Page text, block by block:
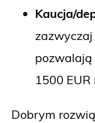
Kaucja/
zazwyczaj
pozwalają
1500
Dobrym